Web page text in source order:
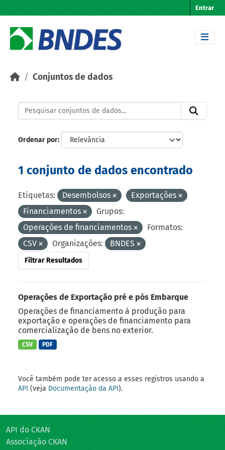
Entrar
Conjuntos de dados
Ordenar por
1 conjunto de dados encontrado
Etiquetas: Desembolsos
Exportações
Financiamentos
Grupos:
Operações de financiamentos
Formatos:
CSV
Organizações: BNDES
Filtrar Resultados
Operações de Exportação pré e pós Embarque
Operações de financiamento à produção para
exportação e operações de financiamento para
comercialização de bens no exterior.
CSV PDF
Você também pode ter acesso a esses registros usando a
API (veja Documentação da API).
API do CKAN
Associação CKAN